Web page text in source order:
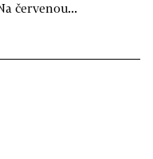
červenou...